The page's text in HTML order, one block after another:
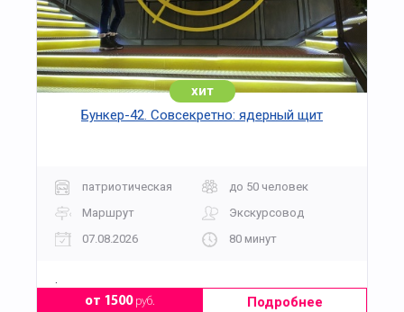
хит
Бункер-42. Совсекретно: ядерный щит
патриотическая
до 50 человек
Маршрут
Экскурсовод
07.08.2026
80 минут
.
от 1500руб. Подробнее